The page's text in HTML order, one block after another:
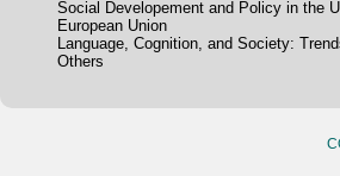
Social Developement and Policy in the
European Union
Language, Cognition, and Society:
Others